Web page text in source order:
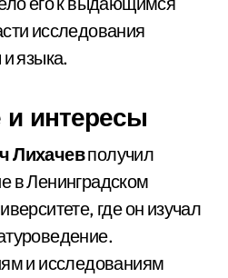
исследования
языка.
и интересы
Лихачевполучил
в Ленинградском
где он изучал
и исследованиям